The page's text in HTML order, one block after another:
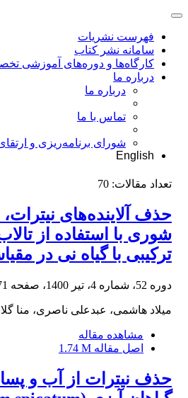
فهرست نشریات
سامانه نشر کتاب
کارگاه‌ها و دوره‌های آموزشی
درباره ما
درباره ما
تماس با ما
شورای برنامه‌ریزی و
English
تعداد مقالات: 70
حذف آلاینده‌های
شوری با استفاده از
ترکیبی با گیاه نی در
دوره 52، شماره 4، تیر 1400، صفحه
میلاد هاشمی، عبدعلی ناصری، منا
مشاهده مقاله
اصل مقاله 1.74 M
حذف نیترات از آب و